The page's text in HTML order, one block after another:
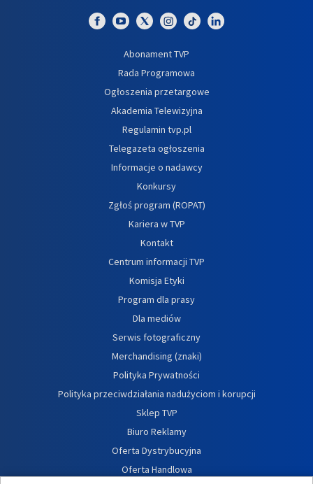
Abonament TVP
Rada Programowa
Ogłoszenia przetargowe
Akademia Telewizyjna
Regulamin tvp.pl
Telegazeta ogłoszenia
Informacje o nadawcy
Konkursy
Zgłoś program (ROPAT)
Kariera w TVP
Kontakt
Centrum informacji TVP
Komisja Etyki
Program dla prasy
Dla mediów
Serwis fotograficzny
Merchandising (znaki)
Polityka Prywatności
Polityka przeciwdziałania nadużyciom i korupcji
Sklep TVP
Biuro Reklamy
Oferta Dystrybucyjna
Oferta Handlowa